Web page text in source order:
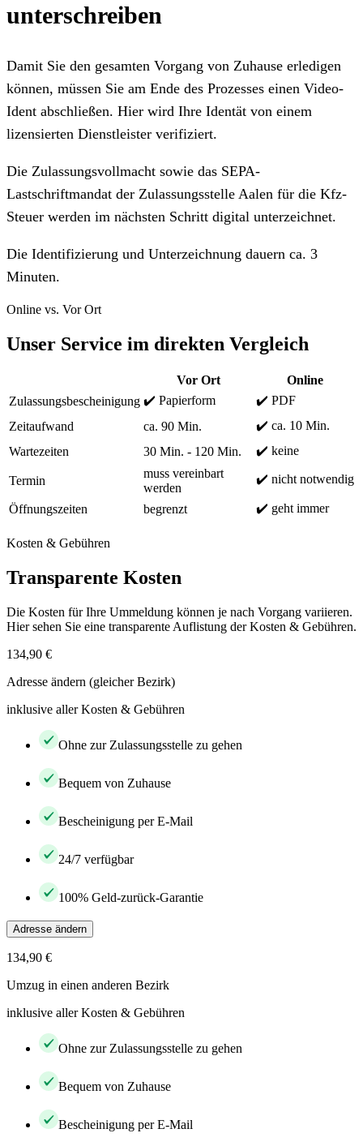
unterschreiben
Damit Sie den gesamten Vorgang von Zuhause erledigen
können, müssen Sie am Ende des Prozesses einen Video-
Ident abschließen. Hier wird Ihre Identät von einem
lizensierten Dienstleister verifiziert.
Die Zulassungsvollmacht sowie das SEPA-
Lastschriftmandat der Zulassungsstelle Aalen für die Kfz-
Steuer werden im nächsten Schritt digital unterzeichnet.
Die Identifizierung und Unterzeichnung dauern ca. 3
Minuten.
Online vs. Vor Ort
Unser Service im direkten Vergleich
Vor Ort
Online
Zulassungsbescheinigung ✔️ Papierform
✔️ PDF
Zeitaufwand
ca. 90 Min.
✔️ ca. 10 Min.
Wartezeiten
30 Min. - 120 Min. ✔️ keine
Termin
muss vereinbart
werden
✔️ nicht notwendig
Öffnungszeiten begrenzt ✔️ geht immer
Kosten & Gebühren
Transparente Kosten
Die Kosten für Ihre Ummeldung können je nach Vorgang variieren.
Hier sehen Sie eine transparente Auflistung der Kosten & Gebühren.
134,90 €
Adresse ändern (gleicher Bezirk)
inklusive aller Kosten & Gebühren
Ohne zur Zulassungsstelle zu gehen
Bequem von Zuhause
Bescheinigung per E-Mail
24/7 verfügbar
100% Geld-zurück-Garantie
Adresse ändern
134,90 €
Umzug in einen anderen Bezirk
inklusive aller Kosten & Gebühren
Ohne zur Zulassungsstelle zu gehen
Bequem von Zuhause
Bescheinigung per E-Mail